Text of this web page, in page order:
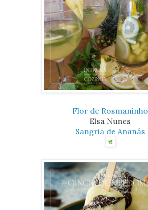
Flor de Rosmaninho
Elsa Nunes
Sangria de Ananás